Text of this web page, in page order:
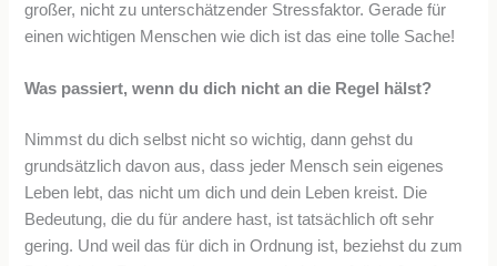
großer, nicht zu unterschätzender Stressfaktor. Gerade für
einen wichtigen Menschen wie dich ist das eine tolle Sache!
Was passiert, wenn du dich nicht an die Regel hälst?
Nimmst du dich selbst nicht so wichtig, dann gehst du
grundsätzlich davon aus, dass jeder Mensch sein eigenes
Leben lebt, das nicht um dich und dein Leben kreist. Die
Bedeutung, die du für andere hast, ist tatsächlich oft sehr
gering. Und weil das für dich in Ordnung ist, beziehst du zum